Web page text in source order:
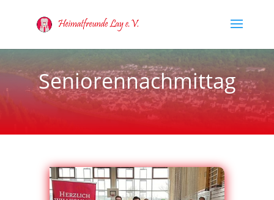
Seniorennachmittag